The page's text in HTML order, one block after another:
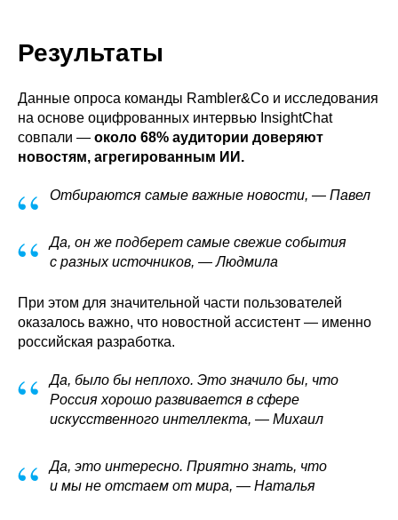
Результаты
Данные опроса команды Rambler&Co и исследования
на основе оцифрованных интервью InsightChat
совпали — около 68% аудитории доверяют
новостям, агрегированным ИИ.
“ Отбираются самые важные новости, — Павел
“
Да, он же подберет самые свежие события
с разных источников, — Людмила
При этом для значительной части пользователей
оказалось важно, что новостной ассистент — именно
российская разработка.
“
Да, было бы неплохо. Это значило бы, что
Россия хорошо развивается в сфере
искусственного интеллекта, — Михаил
“
Да, это интересно. Приятно знать, что
и мы не отстаем от мира, — Наталья